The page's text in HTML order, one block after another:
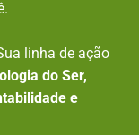
linha de ação
do Ser,
e